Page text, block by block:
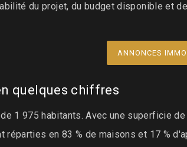
du projet, du budget disponible et
ANNONCES
quelques chiffres
1 975 habitants. Avec une superficie
en 83 % de maisons et 17 %